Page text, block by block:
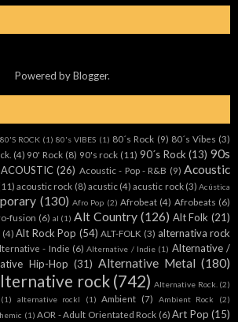
Powered byBlogger.
80'S ROCK (1) 80's VIBES (1) 80´s Rock (9) 80´s Vibes (3)
(4) 90' Rock (8) 90's rock (11) 90´s Rock (13) 90s
ACOUSTIC (26) Acoustic - Pop - R&B (9) Acoustic
acoustic rock (8) acustic (4) acustic rock (3) Acústica
(130) Afro Pop (2) Afrobeat (4) Afrobeats (6)
fusion (6) al (1) Alt Country (126) Alt Folk (21)
(4) Alt Rock Pop (54) ALT-FOLK (3) alternativa rock
- Indie (6) Alternative / Indie (1) Alternative /
Hip-Hop (31) Alternative Metal (180)
rock (742) Alternative Rock. (2)
(1) alternative rockl (1) Ambient (7) Ambient Rock (2)
(1) AOR - Adult Orientated Rock (6) Art Pop (15)